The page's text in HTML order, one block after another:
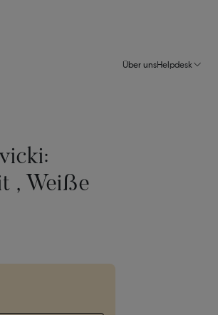
Über unsHelpdesk
, Weiße